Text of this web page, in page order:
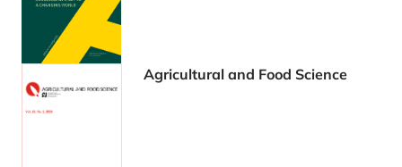
Agricultural and Food Science